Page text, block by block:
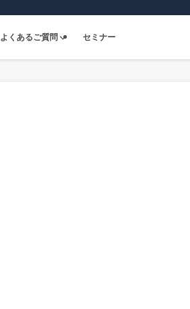
よくあるご質問 セミナー